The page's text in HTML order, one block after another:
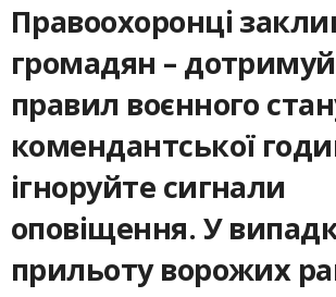
Правоохоронці
громадян –
правил воєнного
комендантської
ігноруйте сигнали
оповіщення. У
прильоту ворожих